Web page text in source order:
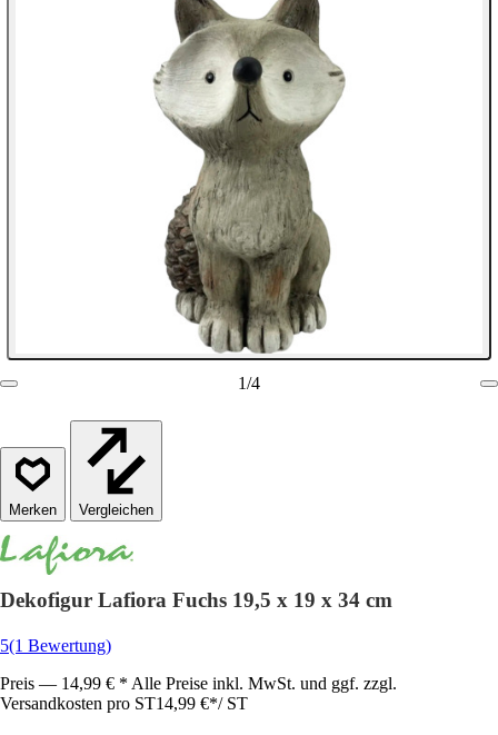
1/4
Vergleichen
Dekofigur Lafiora Fuchs 19,5 x 19 x 34 cm
5(1 Bewertung)
Preis — 14,99 € * Alle Preise inkl. MwSt. und ggf. zzgl.
Versandkosten pro ST14,99 €*/ ST